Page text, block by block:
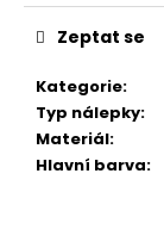
Kategorie:
Typ nálepky:
Materiál:
Hlavní barva:
Zeptat se
m
e
"RUKU
RUCE"
18X16,5CM